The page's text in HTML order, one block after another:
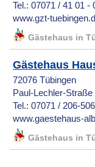
Tel.: 07071 / 41 01 -
www.gzt-
Gästehaus in
Gästehaus
72076 Tübingen
Paul-Lechler-Straße
Tel.: 07071 / 206-506
www.gaestehaus-
Gästehaus in